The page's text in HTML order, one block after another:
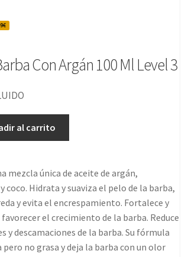
Con Argán 100 Ml Level 3
al carrito
mezcla única de aceite de argán,
coco. Hidrata y suaviza el pelo de la barba,
y evita el encrespamiento. Fortalece y
el crecimiento de la barba. Reduce
y descamaciones de la barba. Su fórmula
pero no grasa y deja la barba con un olor